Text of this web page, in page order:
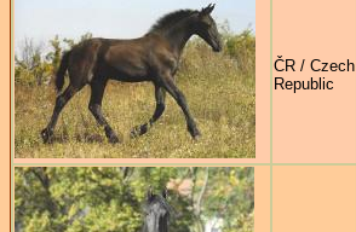
ČR / Czech
Republic